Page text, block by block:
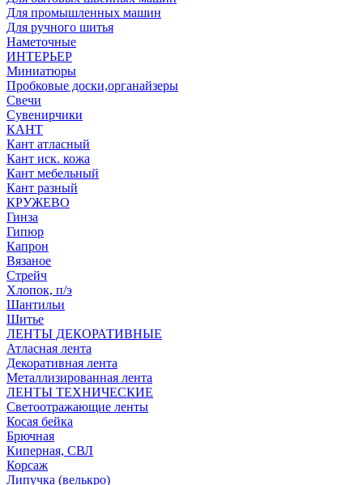
Для промышленных машин
Для ручного шитья
Наметочные
ИНТЕРЬЕР
Миниатюры
Пробковые доски,органайзеры
Свечи
Сувенирчики
КАНТ
Кант атласный
Кант иск. кожа
Кант мебельный
Кант разный
КРУЖЕВО
Гинза
Гипюр
Капрон
Вязаное
Стрейч
Хлопок, п/э
Шантильи
Шитье
ЛЕНТЫ ДЕКОРАТИВНЫЕ
Атласная лента
Декоративная лента
Металлизированная лента
ЛЕНТЫ ТЕХНИЧЕСКИЕ
Светоотражающие ленты
Косая бейка
Брючная
Киперная, СВЛ
Корсаж
Липучка (велькро)